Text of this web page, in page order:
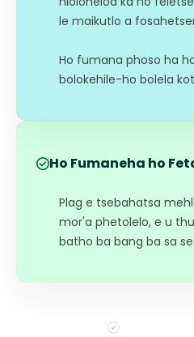
le maikutlo a
Ho fumana phoso ha
bolokehile-ho bolela
Ho Fumaneha ho
Plag e tsebahatsa
mor'a phetolelo, e u
batho ba bang ba sa